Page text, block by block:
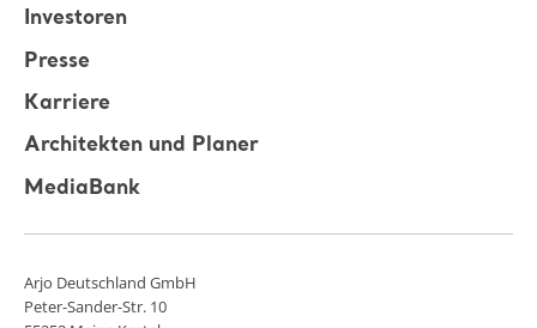
Investoren
Presse
Karriere
Architekten und Planer
MediaBank
Arjo Deutschland GmbH
Peter-Sander-Str. 10